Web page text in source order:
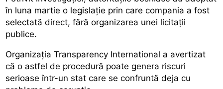
în luna martie o legislație prin care compania a fost
selectată direct, fără organizarea unei licitații
publice.
Organizația Transparency International a avertizat
că o astfel de procedură poate genera riscuri
serioase într-un stat care se confruntă deja cu